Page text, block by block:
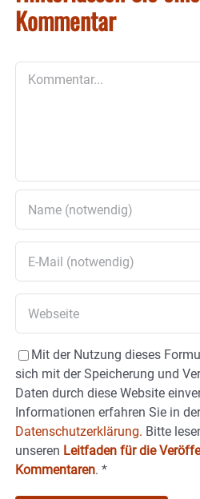
Kommentar
Mit der Nutzung dieses
sich mit der Speicherung und
Daten durch diese Website
Informationen erfahren Sie in der
Datenschutzerklärung. Bitte
unseren Leitfaden für die
Kommentaren. *